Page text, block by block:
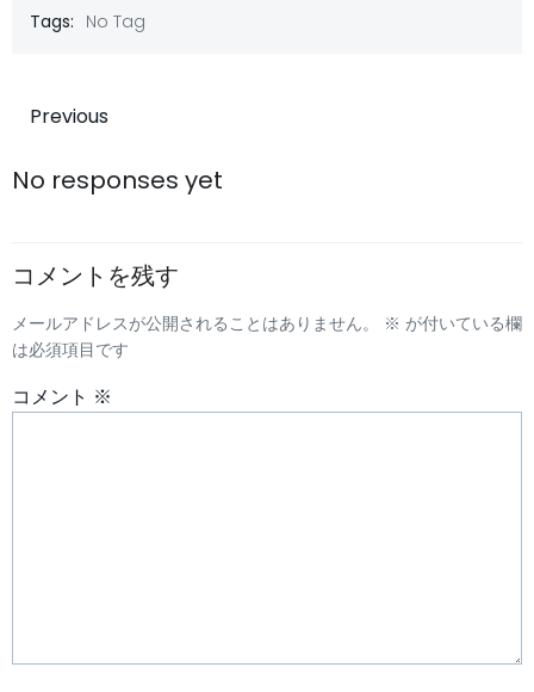
Tags: No Tag
投
稿
ビ
ゲ
ー
Previous
No responses yet
コメントを残す
メールアドレスが公開されることはありません。 ※ が付いている欄
は必須項目です
コメント ※